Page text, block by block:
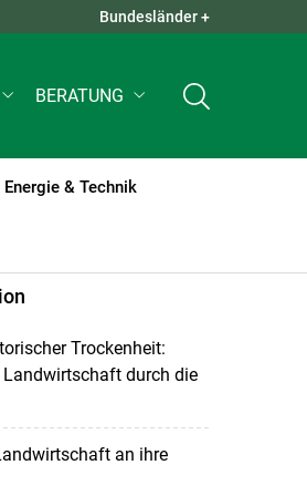
QUICK LINKS +
Bundesländer +
BERATUNG
Energie & Technik
Trockenheit:
durch die
an ihre